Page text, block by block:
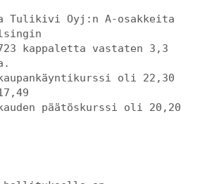
Tulikivi Oyj:n A-osakkeita
kappaletta vastaten 3,3
oli 22,30
päätöskurssi oli 20,20